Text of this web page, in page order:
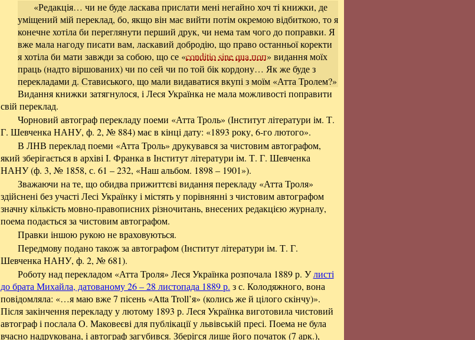
«Редакція… чи не буде ласкава прислати мені негайно хоч ті книжки, де
уміщений мій переклад, бо, якщо він має вийти потім окремою відбиткою, то я
конечне хотіла би переглянути перший друк, чи нема там чого до поправки. Я
вже мала нагоду писати вам, ласкавий добродію, що право останньої коректи
я хотіла би мати завжди за собою, що се «conditio sine qua поп» видання моїх
праць (надто віршованих) чи по сей чи по той бік кордону… Як же буде з
перекладами д. Стависького, що мали видаватися вкупі з моїм «Атта Тролем?»
Видання книжки затягнулося, і Леся Українка не мала можливості поправити
свій переклад.
Чорновий автограф перекладу поеми «Атта Троль» (Інститут літератури ім. Т.
Г. Шевченка НАНУ, ф. 2, № 884) має в кінці дату: «1893 року, 6-го лютого».
В ЛНВ переклад поеми «Атта Троль» друкувався за чистовим автографом,
який зберігається в архіві І. Франка в Інститут літератури ім. Т. Г. Шевченка
НАНУ (ф. 3, № 1858, с. 61 – 232, «Наш альбом. 1898 – 1901»).
Зважаючи на те, що обидва прижиттєві видання перекладу «Атта Троля»
здійснені без участі Лесі Українку і містять у порівнянні з чистовим автографом
значну кількість мовно-правописних різночитань, внесених редакцією журналу,
поема подається за чистовим автографом.
Правки іншою рукою не враховуються.
Передмову подано також за автографом (Інститут літератури ім. Т. Г.
Шевченка НАНУ, ф. 2, № 681).
Роботу над перекладом «Атта Троля» Леся Українка розпочала 1889 р. Улисті
до брата Михайла, датованому 26 – 28 листопада 1889 р. з с. Колодяжного, вона
повідомляла: «…я маю вже 7 пісень «Atta Troll’я» (колись же й цілого скінчу)».
Після закінчення перекладу у лютому 1893 р. Леся Українка виготовила чистовий
автограф і послала О. Маковеєві для публікації у львівській пресі. Поема не була
вчасно надрукована, і автограф загубився. Зберігся лише його початок (7 арк.),